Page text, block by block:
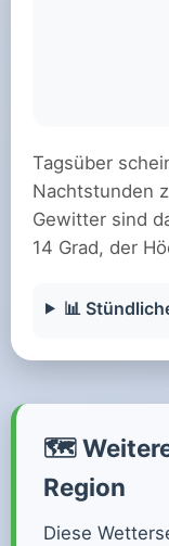
Tagsüber
Nachtstunden
Gewitter sind
14 Grad, der
📊
🗺️
Region
Diese